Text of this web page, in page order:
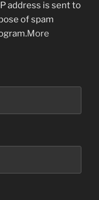
address is sent to
of spam
More